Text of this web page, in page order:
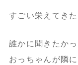
すごい栄えてき
誰かに聞きたか
おっちゃんが隣